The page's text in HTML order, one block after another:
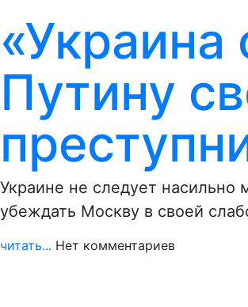
«Украина
Путину
Украине не следует
убеждать Москву в своей
читать... Нет комментариев